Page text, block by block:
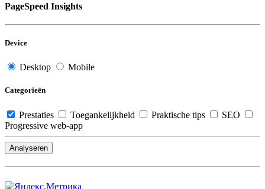
PageSpeed Insights
Device
Desktop Mobile
Categorieën
Prestaties Toegankelijkheid Praktische tips
SEO
Progressive web-app
Analyseren